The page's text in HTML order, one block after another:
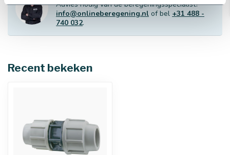
Advies nodig van de beregeningsspecialist?
info@onlineberegening.nl of bel +31 488 -
740 032.
Recent bekeken